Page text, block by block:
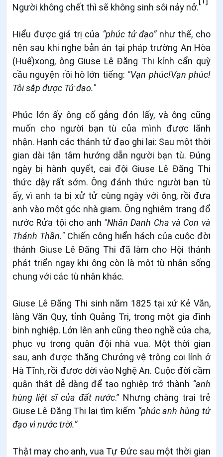
Người không chết thì sẽ không sinh sôi nảy nở.
Hiểu được giá trị của “phúc tử đạo”như thế, cho
nên sau khi nghe bản án tại pháp trường An Hòa
(Huế)xong, ông Giuse Lê Ðăng Thi kính cẩn quỳ
cầu nguyện rồi hô lớn tiếng: "Vạn phúc!Vạn phúc!
Tôi sắp được Tử đạo."
Phúc lớn ấy ông cố gắng đón lấy, và ông cũng
muốn cho người bạn tù của mình được lãnh
nhận. Hạnh các thánh tử đạo ghi lại: Sau một thời
gian dài tận tâm hướng dẫn người bạn tù. Đúng
ngày bị hành quyết, cai đội Giuse Lê Đăng Thi
thức dậy rất sớm. Ông đánh thức người bạn tù
ấy, vì anh ta bị xử tử cùng ngày với ông, rồi đưa
anh vào một góc nhà giam. Ông nghiêm trang đổ
nước Rửa tội cho anh "Nhân Danh Cha và Con và
Thánh Thần." Chiến công hiển hách của cuộc đời
thánh Giuse Lê Ðăng Thi đã làm cho Hội thánh
phát triển ngay khi ông còn là một tù nhân sống
chung với các tù nhân khác.
Giuse Lê Đăng Thi sinh năm 1825 tại xứ Kẻ Văn,
làng Văn Quy, tỉnh Quảng Trị, trong một gia đình
binh nghiệp. Lớn lên anh cũng theo nghề của cha,
phục vụ trong quân đội nhà vua. Một thời gian
sau, anh được thăng Chưởng vệ trông coi lính ở
Hà Tĩnh, rồi được dời vào Nghệ An. Cuộc đời cầm
quân thật dễ dàng để tạo nghiệp trở thành “anh
hùng liệt sĩ của đất nước.” Nhưng chàng trai trẻ
Giuse Lê Đăng Thi lại tìm kiếm “phúc anh hùng tử
đạo vì nước trời.”
Thật may cho anh, vua Tự Đức sau một thời gian